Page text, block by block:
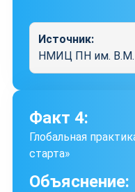
Источник:
НМИЦ ПН им. В.М.
Факт 4:
Глобальная
старта»
Объяснение: